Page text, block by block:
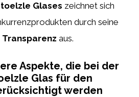
Glases zeichnet sich
durch seine
aus.
Aspekte, die bei der
Glas für den
werden